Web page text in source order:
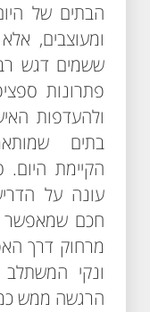
הבתים של
ומעוצבים,
ששמים דגש רב
פתרונות
ולהעדפות
בתים
הקיימת
עונה על
חכם שמאפשר
מרחוק דרך
ונקי המשתלב
הרגשה ממש